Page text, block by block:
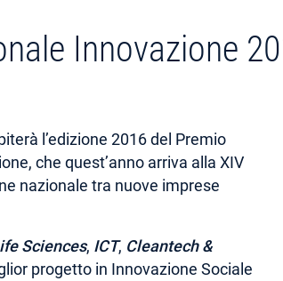
Innovazione
l’edizione 2016 del Premio
che quest’anno arriva alla XIV
nazionale tra nuove imprese
Sciences, ICT, Cleantech &
progetto in Innovazione Sociale